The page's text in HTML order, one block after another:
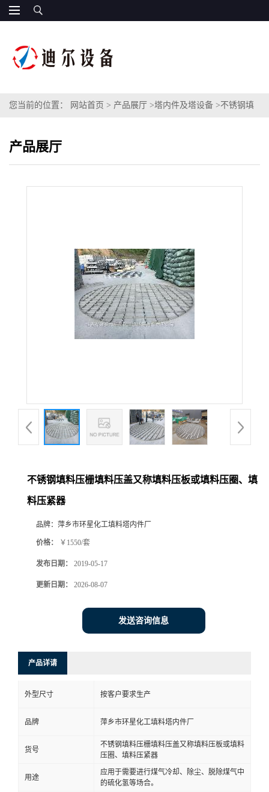
您当前的位置： 网站首页 > 产品展厅 >塔内件及塔设备 >不锈钢填
产品展厅
不锈钢填料压栅填料压盖又称填料压板或填料压圈、填
料压紧器
品牌： 萍乡市环星化工填料塔内件厂
价格： ￥1550/套
发布日期： 2019-05-17
更新日期： 2026-08-07
发送咨询信息
产品详请
外型尺寸 按客户要求生产
品牌 萍乡市环星化工填料塔内件厂
货号
不锈钢填料压栅填料压盖又称填料压板或填料
压圈、填料压紧器
用途
应用于需要进行煤气冷却、除尘、脱除煤气中
的硫化氢等场合。